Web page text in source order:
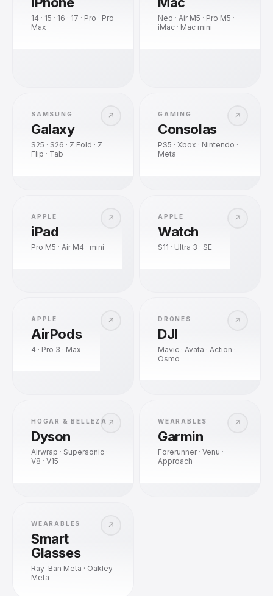
14 · 15 · 16 · 17 · Pro · Pro
Max
Neo · Air M5 · Pro M5 ·
iMac · Mac mini
↗
SAMSUNG
Galaxy
S25 · S26 · Z Fold · Z
Flip · Tab
↗
GAMING
Consolas
PS5 · Xbox · Nintendo ·
Meta
↗
APPLE
iPad
Pro M5 · Air M4 · mini
↗
APPLE
Watch
S11 · Ultra 3 · SE
↗
APPLE
AirPods
4 · Pro 3 · Max
↗
DRONES
DJI
Mavic · Avata · Action ·
Osmo
↗
HOGAR & BELLEZA
Dyson
Airwrap · Supersonic ·
V8 · V15
↗
WEARABLES
Garmin
Forerunner · Venu ·
Approach
↗
WEARABLES
Smart
Glasses
Ray-Ban Meta · Oakley
Meta